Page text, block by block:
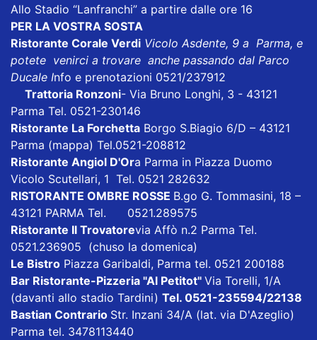
Allo Stadio “Lanfranchi” a partire dalle ore 16
PER LA VOSTRA SOSTA
Ristorante Corale Verdi Vicolo Asdente, 9 a Parma, e
potete venirci a trovare anche passando dal Parco
Ducale Info e prenotazioni 0521/237912
Trattoria Ronzoni- Via Bruno Longhi, 3 - 43121
Parma Tel. 0521-230146
Ristorante La Forchetta Borgo S.Biagio 6/D – 43121
Parma (mappa) Tel.0521-208812
Ristorante Angiol D'Ora Parma in Piazza Duomo
Vicolo Scutellari, 1 Tel. 0521 282632
RISTORANTE OMBRE ROSSE B.go G. Tommasini, 18 –
43121 PARMA Tel. 0521.289575
Ristorante Il Trovatorevia Affò n.2 Parma Tel.
0521.236905 (chuso la domenica)
Le Bistro Piazza Garibaldi, Parma tel. 0521 200188
Bar Ristorante-Pizzeria "Al Petitot" Via Torelli, 1/A
(davanti allo stadio Tardini) Tel. 0521-235594/22138
Bastian Contrario Str. Inzani 34/A (lat. via D'Azeglio)
Parma tel. 3478113440